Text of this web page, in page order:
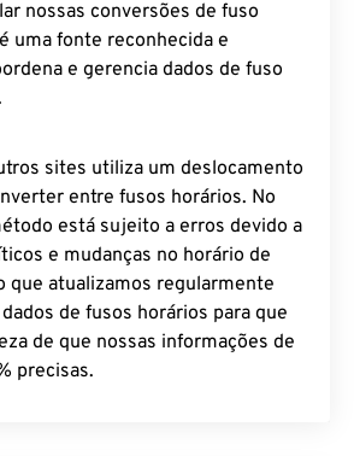
nossas conversões de fuso
uma fonte reconhecida e
e gerencia dados de fuso
sites utiliza um deslocamento
entre fusos horários. No
está sujeito a erros devido a
e mudanças no horário de
que atualizamos regularmente
de fusos horários para que
de que nossas informações de
precisas.